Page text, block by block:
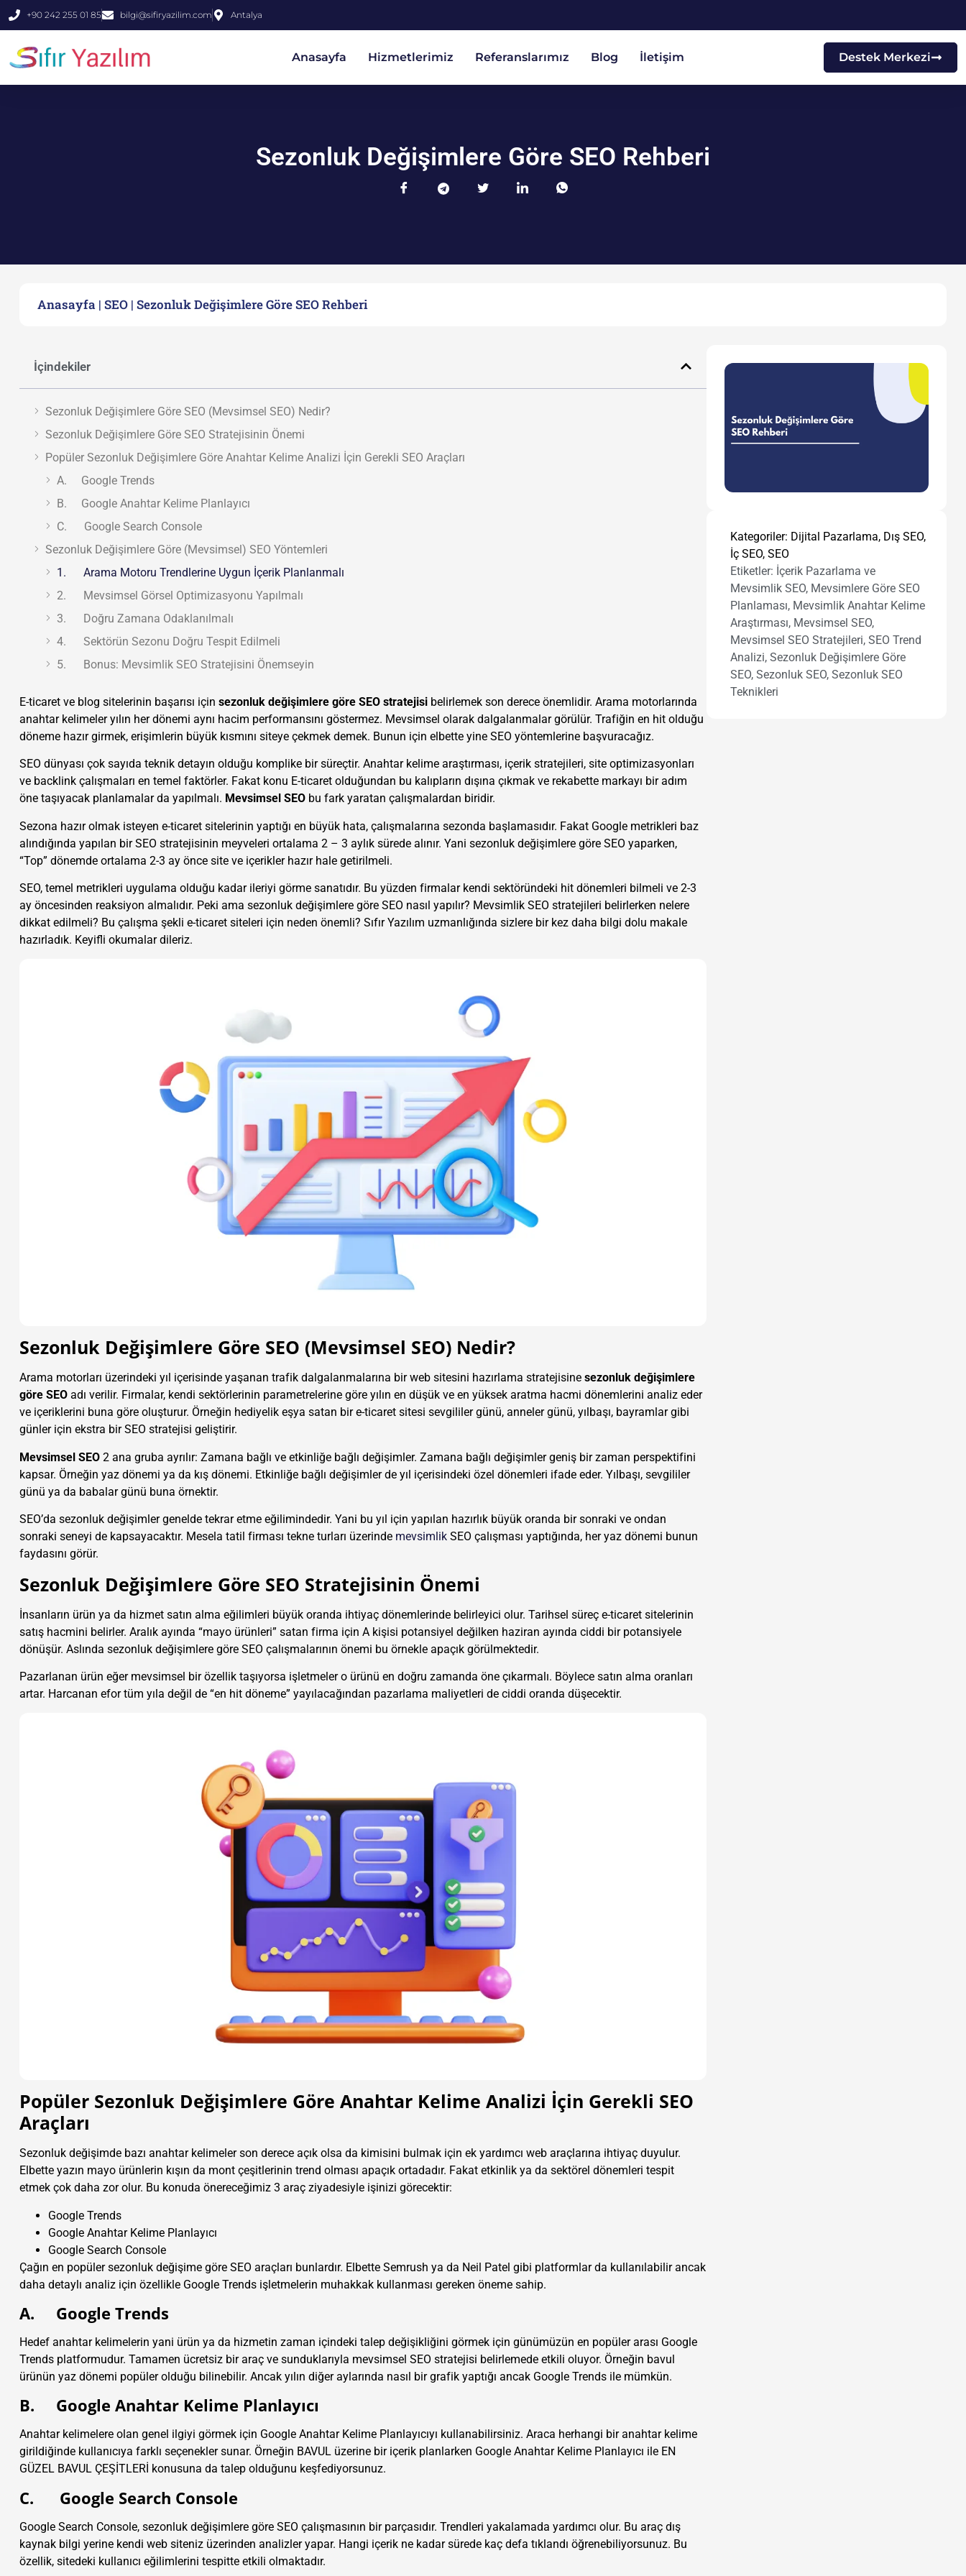
+90 242 255 01 85 bilgi@sifiryazilim.com Antalya
Anasayfa Hizmetlerimiz Referanslarımız Blog İletişim Destek Merkezi
Sezonluk Değişimlere Göre SEO Rehberi
Anasayfa| SEO| Sezonluk Değişimlere Göre SEO Rehberi
İçindekiler
Sezonluk Değişimlere Göre SEO (Mevsimsel SEO) Nedir?
Sezonluk Değişimlere Göre SEO Stratejisinin Önemi
Popüler Sezonluk Değişimlere Göre Anahtar Kelime Analizi İçin Gerekli SEO Araçları
A. Google Trends
B. Google Anahtar Kelime Planlayıcı
C. Google Search Console
Sezonluk Değişimlere Göre (Mevsimsel) SEO Yöntemleri
1. Arama Motoru Trendlerine Uygun İçerik Planlanmalı
2. Mevsimsel Görsel Optimizasyonu Yapılmalı
3. Doğru Zamana Odaklanılmalı
4. Sektörün Sezonu Doğru Tespit Edilmeli
5. Bonus: Mevsimlik SEO Stratejisini Önemseyin
E-ticaret ve blog sitelerinin başarısı için sezonluk değişimlere göre SEO stratejisibelirlemek son derece önemlidir. Arama motorlarında
anahtar kelimeler yılın her dönemi aynı hacim performansını göstermez. Mevsimsel olarak dalgalanmalar görülür. Trafiğin en hit olduğu
döneme hazır girmek, erişimlerin büyük kısmını siteye çekmek demek. Bunun için elbette yine SEO yöntemlerine başvuracağız.
SEO dünyası çok sayıda teknik detayın olduğu komplike bir süreçtir. Anahtar kelime araştırması, içerik stratejileri, site optimizasyonları
ve backlink çalışmaları en temel faktörler. Fakat konu E-ticaret olduğundan bu kalıpların dışına çıkmak ve rekabette markayı bir adım
öne taşıyacak planlamalar da yapılmalı. Mevsimsel SEObu fark yaratan çalışmalardan biridir.
Sezona hazır olmak isteyen e-ticaret sitelerinin yaptığı en büyük hata, çalışmalarına sezonda başlamasıdır. Fakat Google metrikleri baz
alındığında yapılan bir SEO stratejisinin meyveleri ortalama 2 – 3 aylık sürede alınır. Yani sezonluk değişimlere göre SEO yaparken,
“Top” dönemde ortalama 2-3 ay önce site ve içerikler hazır hale getirilmeli.
SEO, temel metrikleri uygulama olduğu kadar ileriyi görme sanatıdır. Bu yüzden firmalar kendi sektöründeki hit dönemleri bilmeli ve 2-3
ay öncesinden reaksiyon almalıdır. Peki ama sezonluk değişimlere göre SEO nasıl yapılır? Mevsimlik SEO stratejileri belirlerken nelere
dikkat edilmeli? Bu çalışma şekli e-ticaret siteleri için neden önemli? Sıfır Yazılım uzmanlığında sizlere bir kez daha bilgi dolu makale
hazırladık. Keyifli okumalar dileriz.
Sezonluk Değişimlere Göre SEO (Mevsimsel SEO) Nedir?
Arama motorları üzerindeki yıl içerisinde yaşanan trafik dalgalanmalarına bir web sitesini hazırlama stratejisine sezonluk değişimlere
göre SEOadı verilir. Firmalar, kendi sektörlerinin parametrelerine göre yılın en düşük ve en yüksek aratma hacmi dönemlerini analiz eder
ve içeriklerini buna göre oluşturur. Örneğin hediyelik eşya satan bir e-ticaret sitesi sevgililer günü, anneler günü, yılbaşı, bayramlar gibi
günler için ekstra bir SEO stratejisi geliştirir.
Mevsimsel SEO2 ana gruba ayrılır: Zamana bağlı ve etkinliğe bağlı değişimler. Zamana bağlı değişimler geniş bir zaman perspektifini
kapsar. Örneğin yaz dönemi ya da kış dönemi. Etkinliğe bağlı değişimler de yıl içerisindeki özel dönemleri ifade eder. Yılbaşı, sevgililer
günü ya da babalar günü buna örnektir.
SEO’da sezonluk değişimler genelde tekrar etme eğilimindedir. Yani bu yıl için yapılan hazırlık büyük oranda bir sonraki ve ondan
sonraki seneyi de kapsayacaktır. Mesela tatil firması tekne turları üzerinde mevsimlikSEO çalışması yaptığında, her yaz dönemi bunun
faydasını görür.
Sezonluk Değişimlere Göre SEO Stratejisinin Önemi
İnsanların ürün ya da hizmet satın alma eğilimleri büyük oranda ihtiyaç dönemlerinde belirleyici olur. Tarihsel süreç e-ticaret sitelerinin
satış hacmini belirler. Aralık ayında “mayo ürünleri” satan firma için A kişisi potansiyel değilken haziran ayında ciddi bir potansiyele
dönüşür. Aslında sezonluk değişimlere göre SEO çalışmalarının önemi bu örnekle apaçık görülmektedir.
Pazarlanan ürün eğer mevsimsel bir özellik taşıyorsa işletmeler o ürünü en doğru zamanda öne çıkarmalı. Böylece satın alma oranları
artar. Harcanan efor tüm yıla değil de “en hit döneme” yayılacağından pazarlama maliyetleri de ciddi oranda düşecektir.
Popüler Sezonluk Değişimlere Göre Anahtar Kelime Analizi İçin Gerekli SEO
Araçları
Sezonluk değişimde bazı anahtar kelimeler son derece açık olsa da kimisini bulmak için ek yardımcı web araçlarına ihtiyaç duyulur.
Elbette yazın mayo ürünlerin kışın da mont çeşitlerinin trend olması apaçık ortadadır. Fakat etkinlik ya da sektörel dönemleri tespit
etmek çok daha zor olur. Bu konuda önereceğimiz 3 araç ziyadesiyle işinizi görecektir:
Google Trends
Google Anahtar Kelime Planlayıcı
Google Search Console
Çağın en popüler sezonluk değişime göre SEO araçları bunlardır. Elbette Semrush ya da Neil Patel gibi platformlar da kullanılabilir ancak
daha detaylı analiz için özellikle Google Trends işletmelerin muhakkak kullanması gereken öneme sahip.
A. Google Trends
Hedef anahtar kelimelerin yani ürün ya da hizmetin zaman içindeki talep değişikliğini görmek için günümüzün en popüler arası Google
Trends platformudur. Tamamen ücretsiz bir araç ve sunduklarıyla mevsimsel SEO stratejisi belirlemede etkili oluyor. Örneğin bavul
ürünün yaz dönemi popüler olduğu bilinebilir. Ancak yılın diğer aylarında nasıl bir grafik yaptığı ancak Google Trends ile mümkün.
B. Google Anahtar Kelime Planlayıcı
Anahtar kelimelere olan genel ilgiyi görmek için Google Anahtar Kelime Planlayıcıyı kullanabilirsiniz. Araca herhangi bir anahtar kelime
girildiğinde kullanıcıya farklı seçenekler sunar. Örneğin BAVUL üzerine bir içerik planlarken Google Anahtar Kelime Planlayıcı ile EN
GÜZEL BAVUL ÇEŞİTLERİ konusuna da talep olduğunu keşfediyorsunuz.
C. Google Search Console
Google Search Console, sezonluk değişimlere göre SEO çalışmasının bir parçasıdır. Trendleri yakalamada yardımcı olur. Bu araç dış
kaynak bilgi yerine kendi web siteniz üzerinden analizler yapar. Hangi içerik ne kadar sürede kaç defa tıklandı öğrenebiliyorsunuz. Bu
özellik, sitedeki kullanıcı eğilimlerini tespitte etkili olmaktadır.
Kategoriler: Dijital Pazarlama, Dış SEO,
İç SEO, SEO
Etiketler: İçerik Pazarlama ve
Mevsimlik SEO, Mevsimlere Göre SEO
Planlaması, Mevsimlik Anahtar Kelime
Araştırması, Mevsimsel SEO,
Mevsimsel SEO Stratejileri, SEO Trend
Analizi, Sezonluk Değişimlere Göre
SEO, Sezonluk SEO, Sezonluk SEO
Teknikleri